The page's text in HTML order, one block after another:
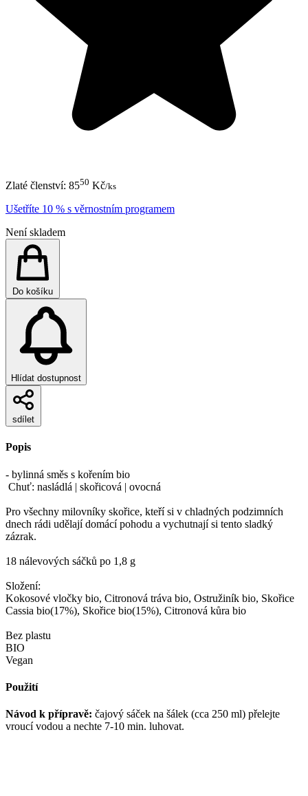
Zlaté členství: 8550 Kč/ks
Ušetříte 10 % s věrnostním programem
Není skladem
Do košíku
Hlídat dostupnost
sdílet
Popis
- bylinná směs s kořením bio
Chuť: nasládlá | skořicová | ovocná
Pro všechny milovníky skořice, kteří si v chladných podzimních
dnech rádi udělají domácí pohodu a vychutnají si tento sladký
zázrak.
18 nálevových sáčků po 1,8 g
Složení:
Kokosové vločky bio, Citronová tráva bio, Ostružiník bio, Skořice
Cassia bio(17%), Skořice bio(15%), Citronová kůra bio
Bez plastu
BIO
Vegan
Použití
Návod k přípravě: čajový sáček na šálek (cca 250 ml) přelejte
vroucí vodou a nechte 7-10 min. luhovat.